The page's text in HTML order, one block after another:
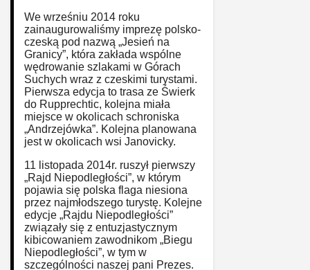
We wrześniu 2014 roku
zainaugurowaliśmy imprezę polsko-
czeską pod nazwą „Jesień na
Granicy”, która zakłada wspólne
wędrowanie szlakami w Górach
Suchych wraz z czeskimi turystami.
Pierwsza edycja to trasa ze Świerk
do Rupprechtic, kolejna miała
miejsce w okolicach schroniska
„Andrzejówka”. Kolejna planowana
jest w okolicach wsi Janovicky.
11 listopada 2014r. ruszył pierwszy
„Rajd Niepodległości”, w którym
pojawia się polska flaga niesiona
przez najmłodszego turystę. Kolejne
edycje „Rajdu Niepodległości”
związały się z entuzjastycznym
kibicowaniem zawodnikom „Biegu
Niepodległości”, w tym w
szczególności naszej pani Prezes.